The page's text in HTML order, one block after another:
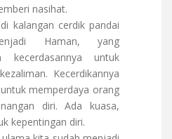
nasihat.
kalangan cerdik pandai
Haman, yang
kecerdasannya untuk
Kecerdikannya
memperdaya orang
diri. Ada kuasa,
kepentingan diri.